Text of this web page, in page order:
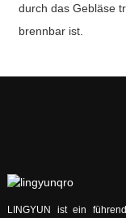
durch das Gebläse
brennbar ist.
LINGYUN ist ein